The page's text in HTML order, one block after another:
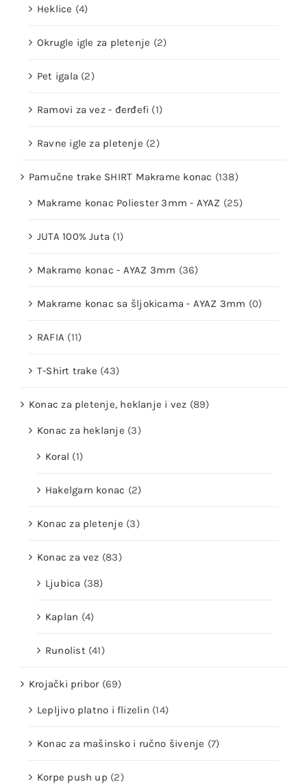
Heklice (4)
Okrugle igle za pletenje (2)
Pet igala (2)
Ramovi za vez - đerđefi (1)
Ravne igle za pletenje (2)
Pamučne trake SHIRT Makrame konac (138)
Makrame konac Poliester 3mm - AYAZ (25)
JUTA 100% Juta (1)
Makrame konac - AYAZ 3mm (36)
Makrame konac sa šljokicama - AYAZ 3mm (0)
RAFIA (11)
T-Shirt trake (43)
Konac za pletenje, heklanje i vez (89)
Konac za heklanje (3)
Koral (1)
Hakelgarn konac (2)
Konac za pletenje (3)
Konac za vez (83)
Ljubica (38)
Kaplan (4)
Runolist (41)
Krojački pribor (69)
Lepljivo platno i flizelin (14)
Konac za mašinsko i ručno šivenje (7)
Korpe push up (2)